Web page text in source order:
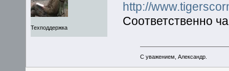
Техподдержка
http://
Соответственно
С уважением, Александр.